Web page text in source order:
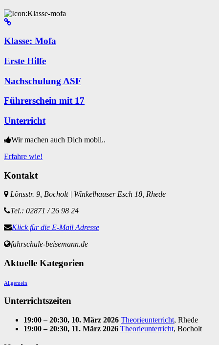
Klasse: Mofa
Erste Hilfe
Nachschulung ASF
Führerschein mit 17
Unterricht
Wir machen auch Dich mobil..
Erfahre wie!
Kontakt
Lönsstr. 9, Bocholt | Winkelhauser Esch 18, Rhede
Tel.: 02871 / 26 98 24
Klick für die E-Mail Adresse
fahrschule-beisemann.de
Aktuelle Kategorien
Allgemein
Unterrichtszeiten
19:00 – 20:30, 10. März 2026 Theorieunterricht, Rhede
19:00 – 20:30, 11. März 2026 Theorieunterricht, Bocholt